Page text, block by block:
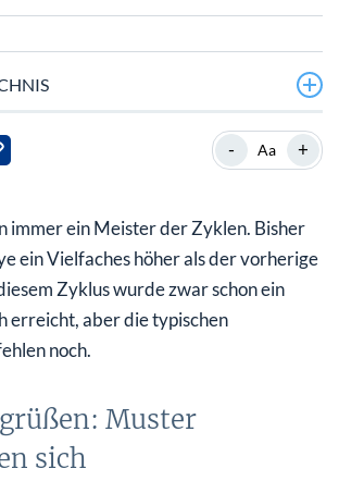
Muster wiederholen sich
sind kein Versprechen, aber
- Aa +
immer ein Meister der Zyklen. Bisher
ein Vielfaches höher als der vorherige
Zyklus wurde zwar schon ein
erreicht, aber die typischen
noch.
Muster
sich